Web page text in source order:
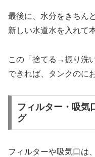
最後に、水分をきちん
新しい水道水を入れて
この「捨てる→振り洗
できれば、タンクのに
フィルター・吸気
グ
フィルターや吸気口は